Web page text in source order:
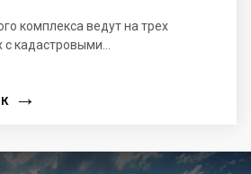
комплекса ведут на трех
кадастровыми...
→